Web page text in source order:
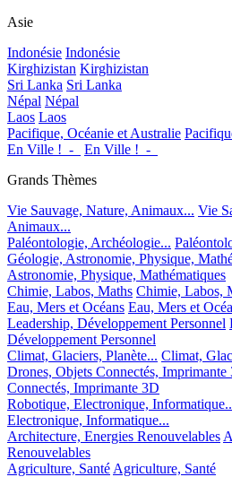
Asie
Indonésie Indonésie
Kirghizistan Kirghizistan
Sri Lanka Sri Lanka
Népal Népal
Laos Laos
Pacifique, Océanie et Australie
En Ville !_-_
En Ville !_-_
Grands Thèmes
Vie Sauvage, Nature, Animaux... Vie
Animaux...
Paléontologie, Archéologie...
Géologie, Astronomie, Physique,
Astronomie, Physique, Mathématiques
Chimie, Labos, Maths Chimie, Labos,
Eau, Mers et Océans Eau, Mers et
Leadership, Développement Personnel
Développement Personnel
Climat, Glaciers, Planète... Climat,
Drones, Objets Connectés, Imprimante
Connectés, Imprimante 3D
Robotique, Electronique,
Electronique, Informatique...
Architecture, Energies Renouvelables
Renouvelables
Agriculture, Santé Agriculture, Santé